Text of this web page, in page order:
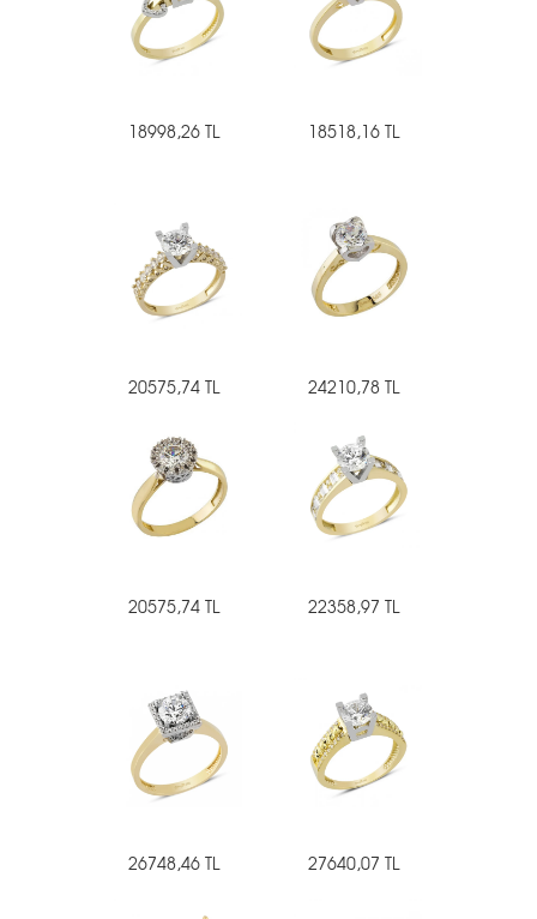
18998,26 TL 18518,16 TL
20575,74 TL 24210,78 TL
20575,74 TL 22358,97 TL
26748,46 TL 27640,07 TL